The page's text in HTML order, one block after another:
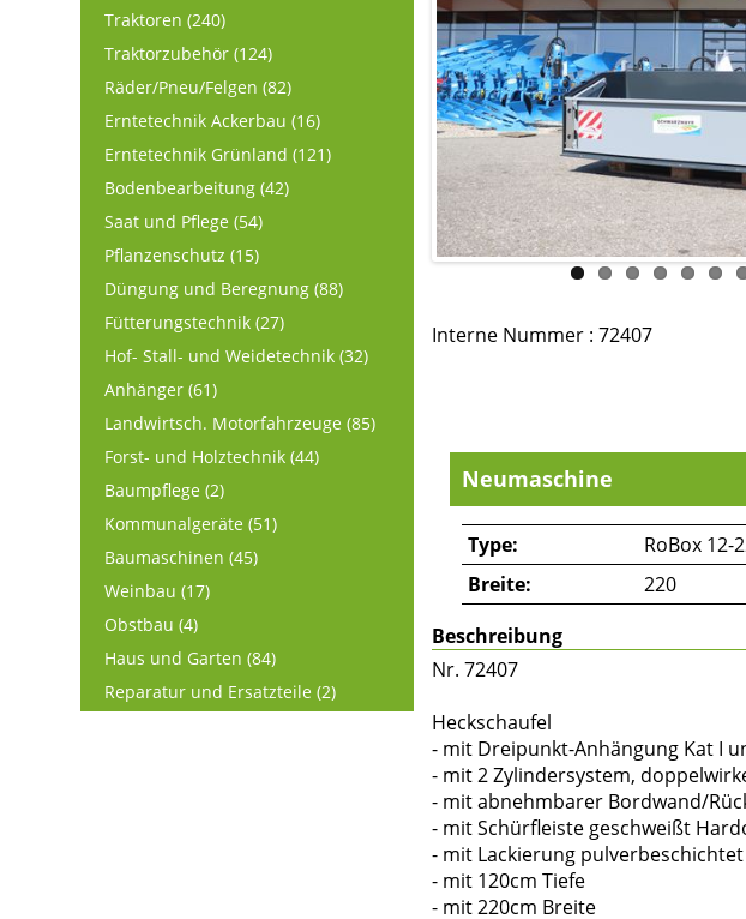
Traktoren (240)
Traktorzubehör (124)
Räder/Pneu/Felgen (82)
Erntetechnik Ackerbau (16)
Erntetechnik Grünland (121)
Bodenbearbeitung (42)
Saat und Pflege (54)
Pflanzenschutz (15)
Düngung und Beregnung (88)
Fütterungstechnik (27)
Hof- Stall- und Weidetechnik (32)
Anhänger (61)
Landwirtsch. Motorfahrzeuge (85)
Forst- und Holztechnik (44)
Baumpflege (2)
Kommunalgeräte (51)
Baumaschinen (45)
Weinbau (17)
Obstbau (4)
Haus und Garten (84)
Reparatur und Ersatzteile (2)
Interne Nummer : 72407
Neumaschine
Type:
RoBox 12-
Breite:
220
Beschreibung
Nr. 72407
Heckschaufel
- mit Dreipunkt-Anhängung Kat I
- mit 2 Zylindersystem,
- mit abnehmbarer Bordwand/
- mit Schürfleiste geschweißt
- mit Lackierung
- mit 120cm Tiefe
- mit 220cm Breite